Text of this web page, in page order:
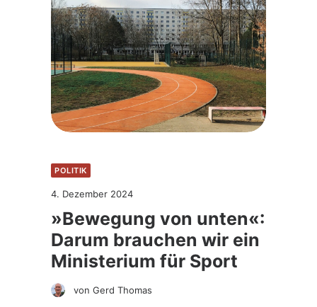
POLITIK
4. Dezember 2024
»Bewegung von unten«:
Darum brauchen wir ein
Ministerium für Sport
von Gerd Thomas